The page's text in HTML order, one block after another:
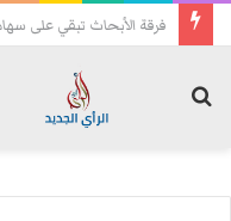
تحسبا للهجمات: فصائل